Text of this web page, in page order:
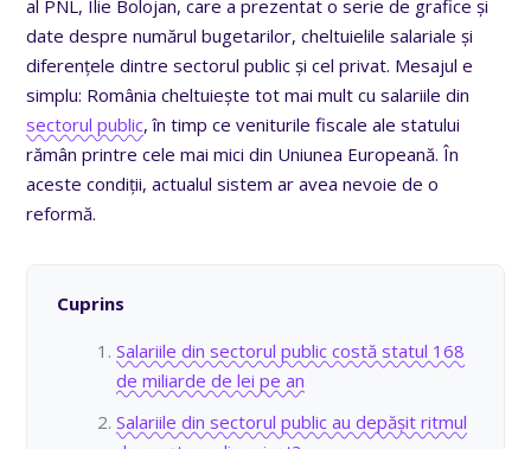
al PNL, Ilie Bolojan, care a prezentat o serie de grafice și
date despre numărul bugetarilor, cheltuielile salariale și
diferențele dintre sectorul public și cel privat. Mesajul e
simplu: România cheltuiește tot mai mult cu salariile din
sectorul public, în timp ce veniturile fiscale ale statului
rămân printre cele mai mici din Uniunea Europeană. În
aceste condiții, actualul sistem ar avea nevoie de o
reformă.
Cuprins
Salariile din sectorul public costă statul 168
de miliarde de lei pe an
Salariile din sectorul public au depășit ritmul